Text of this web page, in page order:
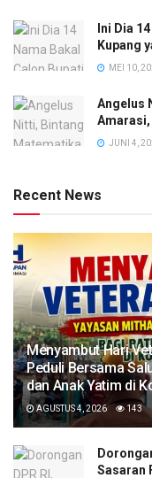
Ini Dia
Kupang
MEI 10,
Angelus
Amarasi,
JUNI 4,
Recent News
​Menyambut Hari
Peduli Bersama
dan Anak Yatim di
AGUSTUS 4, 2026 143
Sasaran